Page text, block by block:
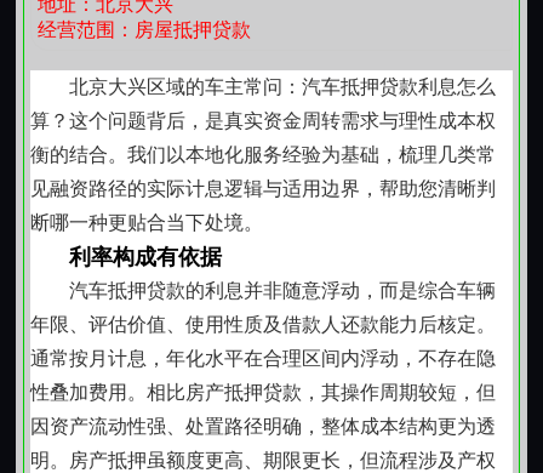
金额适中、周期明确、手续从简，体现人情温度与理性
边界。
民间贷款在合法框架内延续着本地化服务特点，依
托对区域经济形态与行业规律的熟悉，为中小经营者提
供契合其回款节奏的融资方案。审核时重视实际经营流
水、货品周转及上下游合作稳定性，不唯报表论，重实
质判断，助力实体微循环顺畅运转。
小额贷款则聚焦于单笔金额较小、周期较短的资金
需求，常见于个体工商户采购备货、季节性用工支付或
小型设备维护等具体环节。申请材料精简，响应及时，
强调“小而准、快而稳”，满足高频次、碎片化、轻量级的
资金调度需要。
所有业务均以真实资产或信用为基础，严格遵循相
关法规要求，尊重产权归属，保障各方权益。我们重视
地址：北京大兴
经营范围：房屋抵押贷款
北京大兴区域的车主常问：汽车抵押贷款利息怎么
算？这个问题背后，是真实资金周转需求与理性成本权
衡的结合。我们以本地化服务经验为基础，梳理几类常
见融资路径的实际计息逻辑与适用边界，帮助您清晰判
断哪一种更贴合当下处境。
利率构成有依据
汽车抵押贷款的利息并非随意浮动，而是综合车辆
年限、评估价值、使用性质及借款人还款能力后核定。
通常按月计息，年化水平在合理区间内浮动，不存在隐
性叠加费用。相比房产抵押贷款，其操作周期较短，但
因资产流动性强、处置路径明确，整体成本结构更为透
明。房产抵押虽额度更高、期限更长，但流程涉及产权